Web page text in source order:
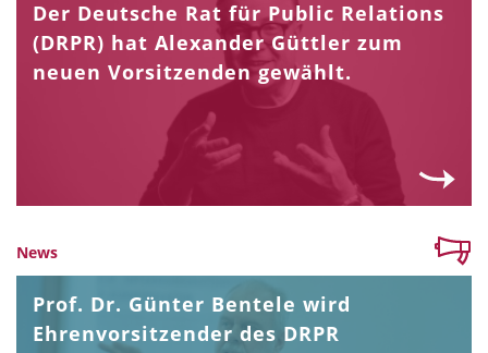
Der Deutsche Rat für Public Relations
(DRPR) hat Alexander Güttler zum
neuen Vorsitzenden gewählt.
News
Prof. Dr. Günter Bentele wird
Ehrenvorsitzender des DRPR